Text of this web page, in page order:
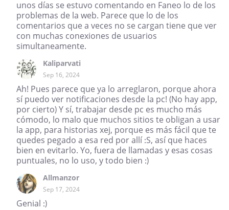
unos días se estuvo comentando en Faneo lo de los
problemas de la web. Parece que lo de los
comentarios que a veces no se cargan tiene que ver
con muchas conexiones de usuarios
simultaneamente.
Kaliparvati
Sep 16, 2024
Ah! Pues parece que ya lo arreglaron, porque ahora
sí puedo ver notificaciones desde la pc! (No hay app,
por cierto) Y sí, trabajar desde pc es mucho más
cómodo, lo malo que muchos sitios te obligan a usar
la app, para historias xej, porque es más fácil que te
quedes pegado a esa red por allí :S, así que haces
bien en evitarlo. Yo, fuera de llamadas y esas cosas
puntuales, no lo uso, y todo bien :)
Allmanzor
Sep 17, 2024
Genial :)